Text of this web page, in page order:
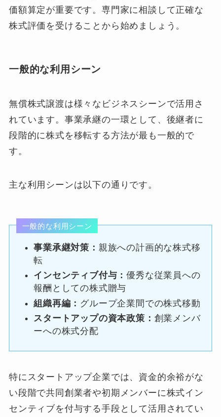
価額算定が重要です。専門家に相談して正確な
株式評価を受けることから始めましょう。
一般的な利用シーン
無償株式譲渡は様々なビジネスシーンで活用さ
れています。事業承継の一環として、後継者に
段階的に株式を移転する方法が最も一般的で
す。
主な利用シーンは以下の通りです。
一般的な利用シーン
事業承継対策： 親族への計画的な株式移
転
インセンティブ付与：優秀な従業員への
報酬としての株式贈与
組織再編： グループ企業間での株式移動
スタートアップの資本政策： 創業メンバ
ーへの株式分配
特にスタートアップ企業では、資金的余裕がな
い段階で共同創業者や初期メンバーに株式イン
センティブを付与する手段として活用されてい